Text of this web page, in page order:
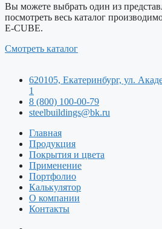
Вы можете выбрать один из
посмотреть весь каталог
E-CUBE.
Смотреть каталог
620105, Екатеринбург, ул.
1
8 (800) 100-00-79
steelbuildings@bk.ru
Главная
Продукция
Покрытия и цвета
Применение
Портфолио
Калькулятор
О компании
Контакты